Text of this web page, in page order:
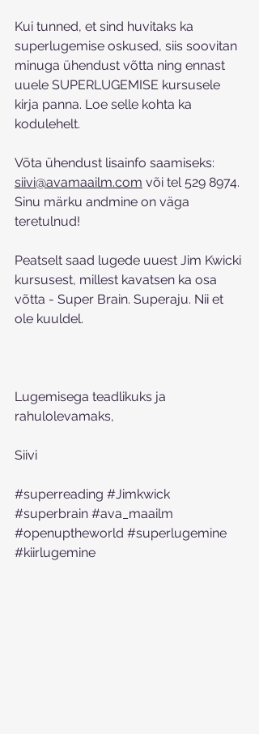
Kui tunned, et sind huvitaks ka
superlugemise oskused, siis soovitan
minuga ühendust võtta ning ennast
uuele SUPERLUGEMISE kursusele
kirja panna. Loe selle kohta ka
kodulehelt.
Võta ühendust lisainfo saamiseks:
siivi@avamaailm.com või tel 529 8974.
Sinu märku andmine on väga
teretulnud!
Peatselt saad lugede uuest Jim Kwicki
kursusest, millest kavatsen ka osa
võtta - Super Brain. Superaju. Nii et
ole kuuldel.
Lugemisega teadlikuks ja
rahulolevamaks,
Siivi
#superreading #Jimkwick
#superbrain #ava_maailm
#openuptheworld #superlugemine
#kiirlugemine